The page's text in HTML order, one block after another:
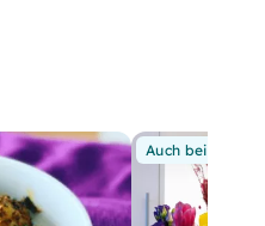
Auch bei Dir